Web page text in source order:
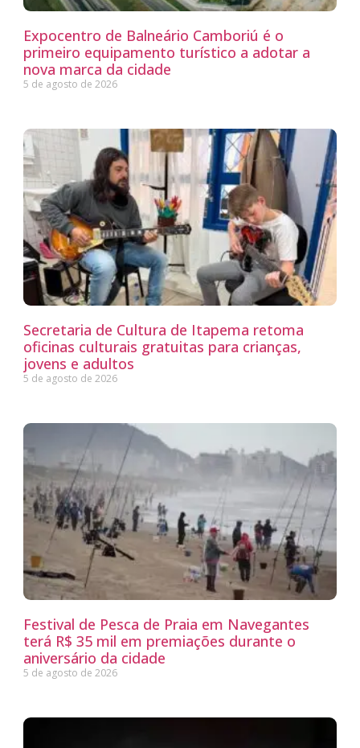
Expocentro de Balneário Camboriú é o
primeiro equipamento turístico a adotar a
nova marca da cidade
5 de agosto de 2026
Secretaria de Cultura de Itapema retoma
oficinas culturais gratuitas para crianças,
jovens e adultos
5 de agosto de 2026
Festival de Pesca de Praia em Navegantes
terá R$ 35 mil em premiações durante o
aniversário da cidade
5 de agosto de 2026